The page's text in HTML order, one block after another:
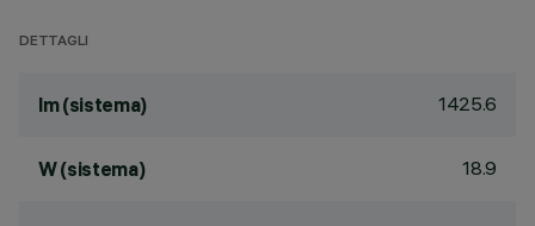
DETTAGLI
lm (sistema) 1425.6
W (sistema) 18.9